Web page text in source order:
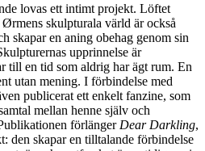
lovas ett intimt projekt. Löftet
skulpturala värld är också
skapar en aning obehag genom sin
upprinnelse är
till en tid som aldrig har ägt rum. En
utan mening. I förbindelse med
publicerat ett enkelt fanzine, som
mellan henne själv och
förlänger Dear Darkling,
den skapar en tilltalande förbindelse